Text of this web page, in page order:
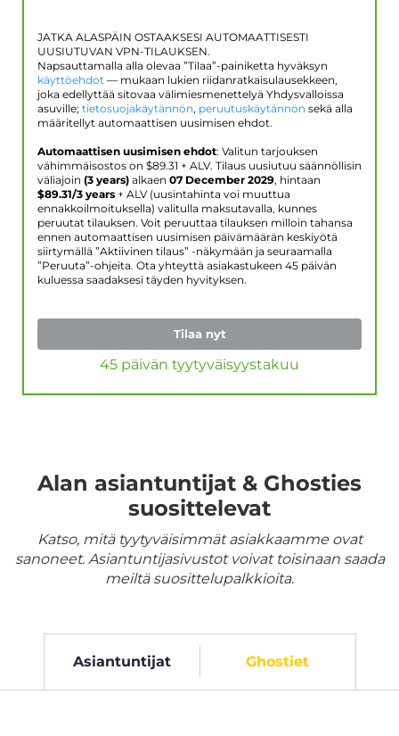
JATKA ALASPÄIN OSTAAKSESI AUTOMAATTISESTI
UUSIUTUVAN VPN-TILAUKSEN.
Napsauttamalla alla olevaa ”Tilaa”-painiketta hyväksyn
käyttöehdot — mukaan lukien riidanratkaisulausekkeen,
joka edellyttää sitovaa välimiesmenettelyä Yhdysvalloissa
asuville; tietosuojakäytännön, peruutuskäytännön sekä alla
määritellyt automaattisen uusimisen ehdot.
Automaattisen uusimisen ehdot: Valitun tarjouksen
vähimmäisostos on $89.31 + ALV. Tilaus uusiutuu säännöllisin
väliajoin (3 years) alkaen 07 December 2029, hintaan
$89.31/3 years + ALV (uusintahinta voi muuttua
ennakkoilmoituksella) valitulla maksutavalla, kunnes
peruutat tilauksen. Voit peruuttaa tilauksen milloin tahansa
ennen automaattisen uusimisen päivämäärän keskiyötä
siirtymällä ”Aktiivinen tilaus” -näkymään ja seuraamalla
”Peruuta”-ohjeita. Ota yhteyttä asiakastukeen 45 päivän
kuluessa saadaksesi täyden hyvityksen.
Tilaa nyt
45 päivän tyytyväisyystakuu
Alan asiantuntijat & Ghosties
suosittelevat
Katso, mitä tyytyväisimmät asiakkaamme ovat
sanoneet. Asiantuntijasivustot voivat toisinaan saada
meiltä suosittelupalkkioita.
Asiantuntijat Ghostiet